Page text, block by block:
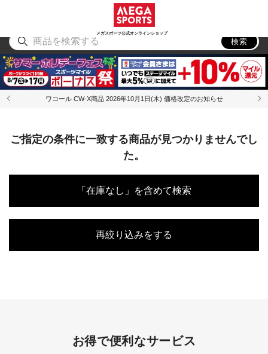
メガスポーツ公式オンラインショップ
アウトドア
検索
ワコール CW-X商品 2026年10月1日(木) 価格改定のお知らせ
ご指定の条件に一致する商品が見つかりませんでし
た。
「在庫なし」を含めて検索
再絞り込みをする
お得で便利なサービス